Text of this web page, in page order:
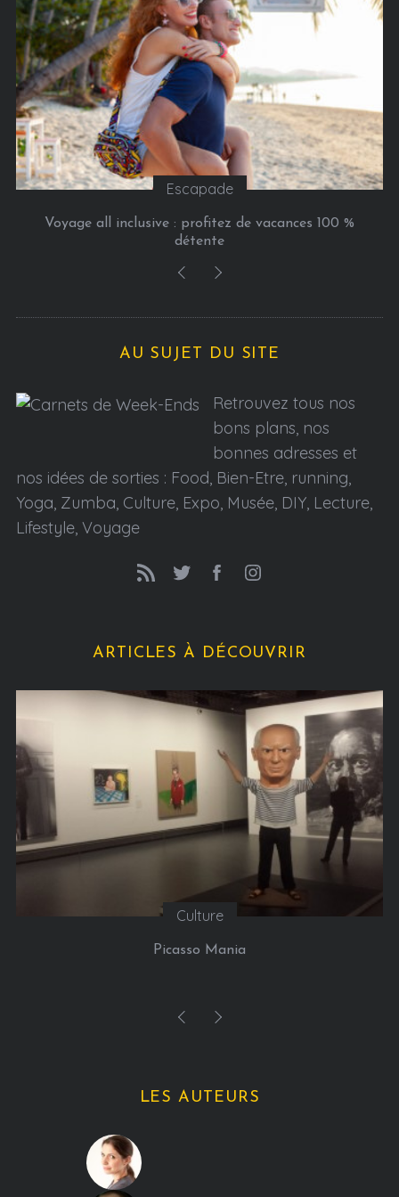
e
s
Escapade
Voyage all inclusive : profitez de vacances 100 %
détente
AU SUJET DU SITE
Retrouvez tous nos
bons plans, nos
bonnes adresses et
nos idées de sorties : Food, Bien-Etre, running,
Yoga, Zumba, Culture, Expo, Musée, DIY, Lecture,
Lifestyle, Voyage
ARTICLES À DÉCOUVRIR
Culture
Picasso Mania
LES AUTEURS